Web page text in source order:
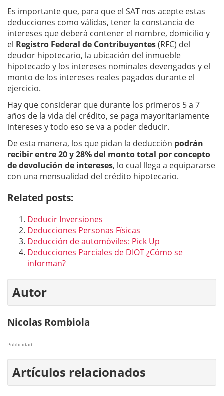
Es importante que, para que el SAT nos acepte estas
deducciones como válidas, tener la constancia de
intereses que deberá contener el nombre, domicilio y
el Registro Federal de Contribuyentes(RFC) del
deudor hipotecario, la ubicación del inmueble
hipotecado y los intereses nominales devengados y el
monto de los intereses reales pagados durante el
ejercicio.
Hay que considerar que durante los primeros 5 a 7
años de la vida del crédito, se paga mayoritariamente
intereses y todo eso se va a poder deducir.
De esta manera, los que pidan la deducción podrán
recibir entre 20 y 28% del monto total por concepto
de devolución de intereses, lo cual llega a equipararse
con una mensualidad del crédito hipotecario.
Related posts:
Deducir Inversiones
Deducciones Personas Físicas
Deducción de automóviles: Pick Up
Deducciones Parciales de DIOT ¿Cómo se
informan?
Autor
Nicolas Rombiola
Publicidad
Artículos relacionados